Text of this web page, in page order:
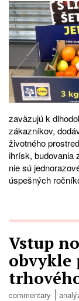
zaväzujú k
zákazníkov,
životného
ihrísk, budovania
nie sú
úspešných
Vstup
obvykle
commentary